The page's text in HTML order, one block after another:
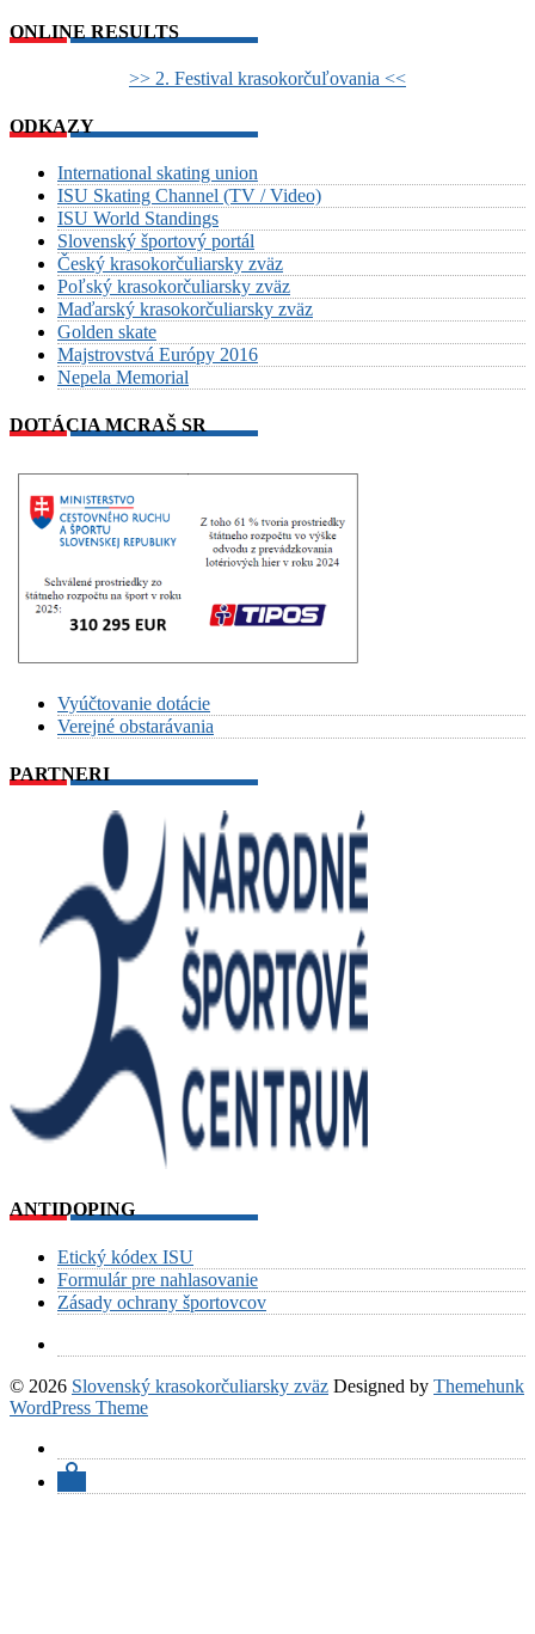
ONLINE RESULTS
>> 2. Festival krasokorčuľovania <<
ODKAZY
International skating union
ISU Skating Channel (TV / Video)
ISU World Standings
Slovenský športový portál
Český krasokorčuliarsky zväz
Poľský krasokorčuliarsky zväz
Maďarský krasokorčuliarsky zväz
Golden skate
Majstrovstvá Európy 2016
Nepela Memorial
DOTÁCIA MCRAŠ SR
Vyúčtovanie dotácie
Verejné obstarávania
PARTNERI
ANTIDOPING
Etický kódex ISU
Formulár pre nahlasovanie
Zásady ochrany športovcov
© 2026 Slovenský krasokorčuliarsky zväz Designed by Themehunk
WordPress Theme